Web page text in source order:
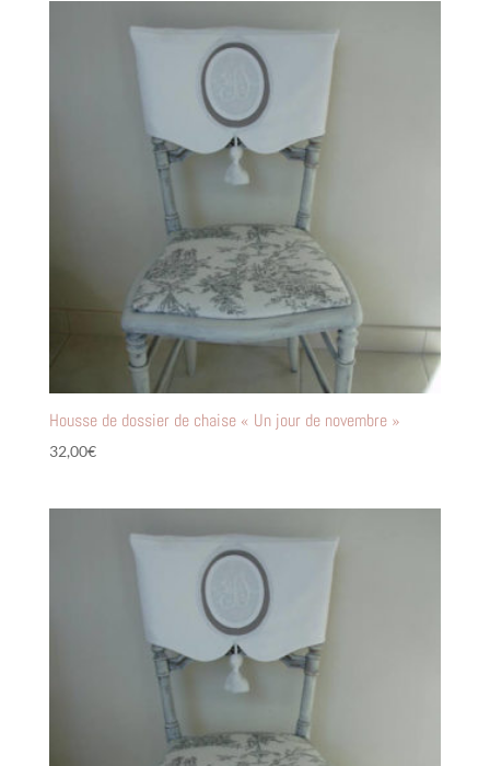
Housse de dossier de chaise « Un jour de novembre »
32,00€